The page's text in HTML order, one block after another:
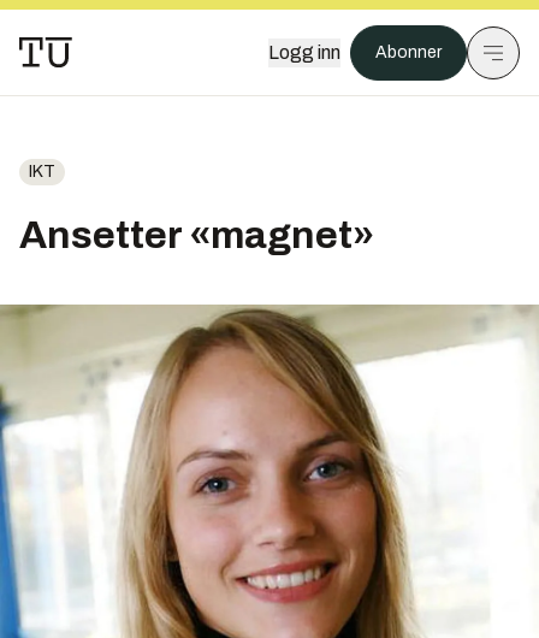
Logg inn Abonner
IKT
Ansetter «magnet»